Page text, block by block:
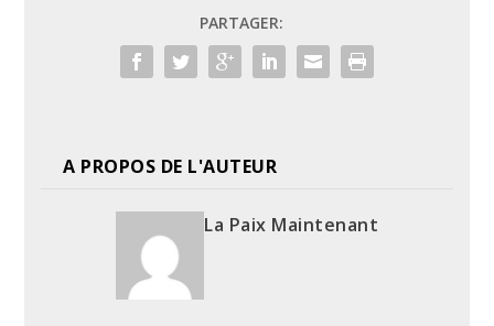
PARTAGER:
A PROPOS DE L'AUTEUR
La Paix Maintenant